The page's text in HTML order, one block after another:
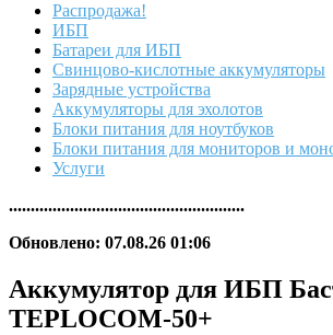
Распродажа!
ИБП
Батареи для ИБП
Свинцово-кислотные аккумуляторы
Зарядные устройства
Аккумуляторы для эхолотов
Блоки питания для ноутбуков
Блоки питания для мониторов и
Услуги
......................................................
Обновлено: 07.08.26 01:06
Аккумулятор для ИБП
TEPLOCOM-50+